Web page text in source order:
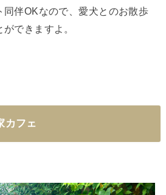
同伴OKなので、愛犬とのお散歩
できますよ。
カフェ